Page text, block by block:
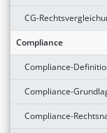
CG-
Compliance
Compliance-
Compliance-
Compliance-